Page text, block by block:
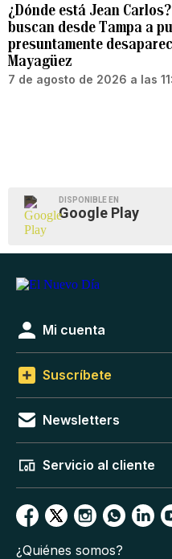
¿Dónde está Jean
buscan desde Tampa a
presuntamente
Mayagüez
7 de agosto de 2026 a las
DISPONIBLE EN
Google Play
Mi cuenta
Suscríbete
Newsletters
Servicio al cliente
¿Quiénes somos?